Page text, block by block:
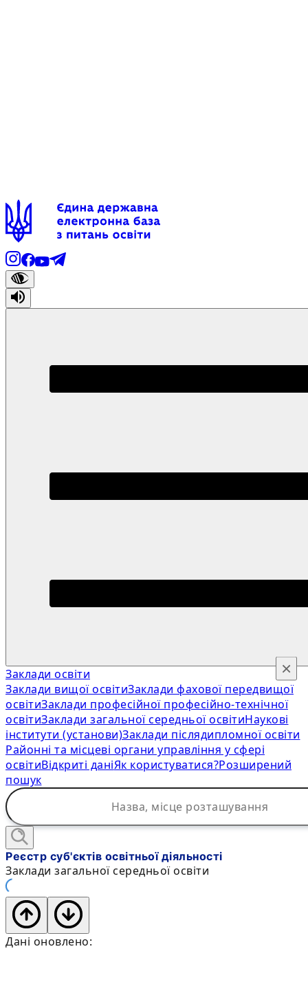
Заклади освіти
Заклади вищої освітиЗаклади фахової передвищої
освітиЗаклади професійної професійно-технічної
освітиЗаклади загальної середньої освітиНаукові
інститути (установи)Заклади післядипломної освіти
Районні та місцеві органи управління у сфері
освітиВідкриті даніЯк користуватися?Розширений
пошук
×
Реєстр суб'єктів освітньої діяльності
Заклади загальної середньої освіти
Дані оновлено: